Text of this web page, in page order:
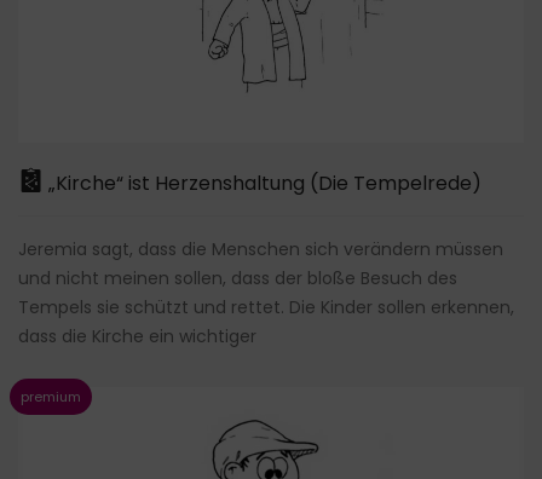
„Kirche“ ist Herzenshaltung (Die Tempelrede)
Jeremia sagt, dass die Menschen sich verändern müssen
und nicht meinen sollen, dass der bloße Besuch des
Tempels sie schützt und rettet. Die Kinder sollen erkennen,
dass die Kirche ein wichtiger